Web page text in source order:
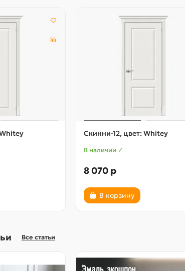
Скинни-12, цвет: Whitey
В наличии ✓
8 070 р
В корзину
Все статьи